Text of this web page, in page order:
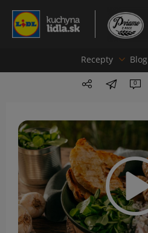
Recepty Blog
0